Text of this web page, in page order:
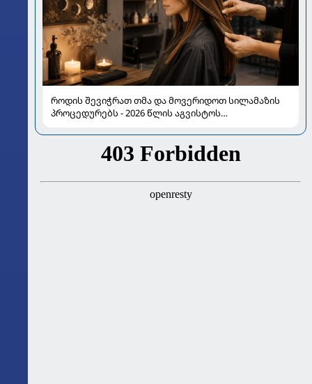
როდის შევიჭრათ თმა და მოვერიდოთ სილამაზის
პროცედურებს - 2026 წლის აგვისტოს